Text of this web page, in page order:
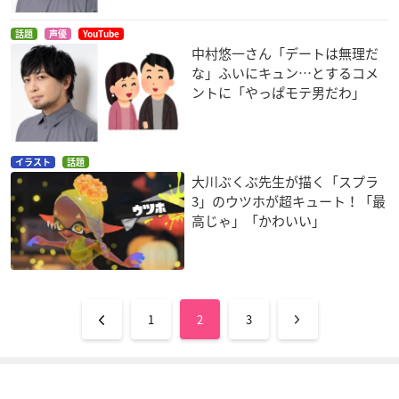
話題 声優 YouTube
中村悠一さん「デートは無理だ
な」ふいにキュン…とするコメ
ントに「やっぱモテ男だわ」
イラスト 話題
大川ぶくぶ先生が描く「スプラ
3」のウツホが超キュート！「最
高じゃ」「かわいい」
1 2 3